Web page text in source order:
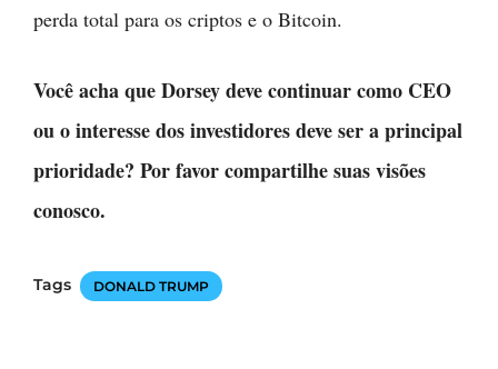
perda total para os criptos e o Bitcoin.
Você acha que Dorsey deve continuar como CEO
ou o interesse dos investidores deve ser a principal
prioridade? Por favor compartilhe suas visões
conosco.
Tags DONALD TRUMP